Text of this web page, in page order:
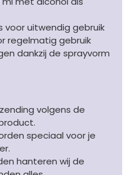
voor uitwendig gebruik
regelmatig gebruik
dankzij de sprayvorm
volgens de
speciaal voor je
hanteren wij de